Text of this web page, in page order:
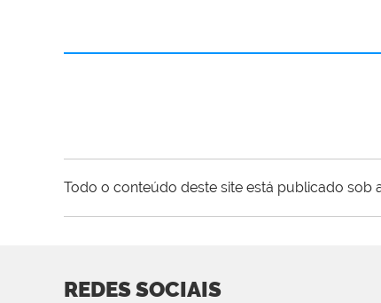
Todo o conteúdo deste site está publicado sob
REDES SOCIAIS